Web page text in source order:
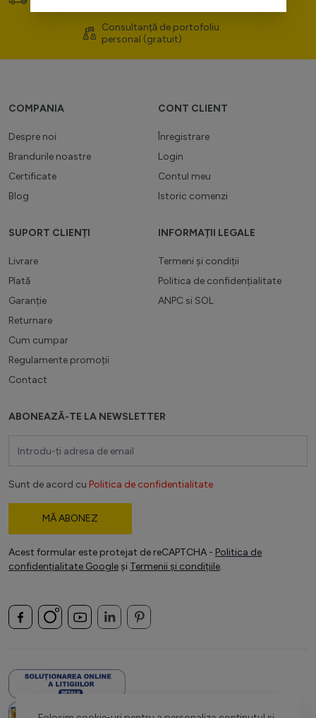
Consultanță de portofoliu
personal (gratuit)
COMPANIA
Despre noi
Brandurile noastre
Certificate
Blog
CONT CLIENT
Înregistrare
Login
Contul meu
Istoric comenzi
SUPORT CLIENȚI
Livrare
Plată
Garanție
Returnare
Cum cumpar
Regulamente promoții
Contact
INFORMAȚII LEGALE
Termeni și condiții
Politica de confidențialitate
ANPC si SOL
ABONEAZĂ-TE LA NEWSLETTER
Sunt de acord cu Politica de confidentialitate
MĂ ABONEZ
Acest formular este protejat de reCAPTCHA - Politica de
confidențialitate Google și Termenii și condițiile.